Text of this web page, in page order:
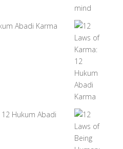
Abadi Karma
Hukum Abadi